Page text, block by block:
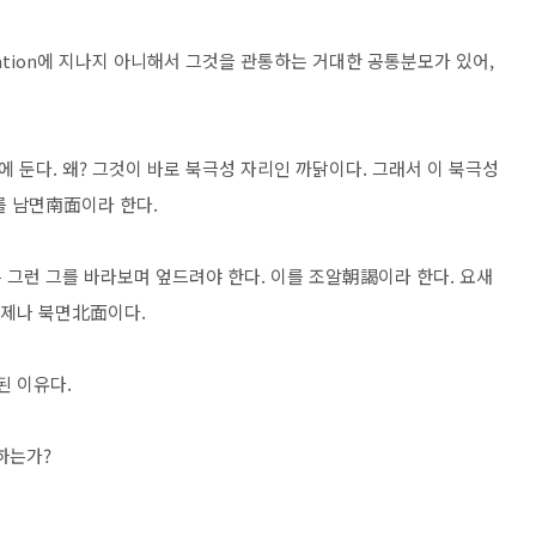
에 지나지 아니해서 그것을 관통하는 거대한 공통분모가 있어,
둔다. 왜? 그것이 바로 북극성 자리인 까닭이다. 그래서 이 북극성
남면南面이라 한다.
런 그를 바라보며 엎드려야 한다. 이를 조알朝謁이라 한다. 요새
나 북면北面이다.
이유다.
는가?